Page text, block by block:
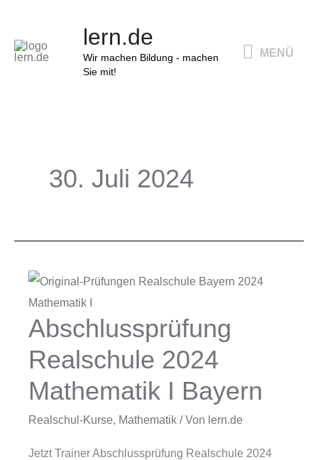
springen
lern.de
Wir machen Bildung - machen
Sie mit!
MENÜ
30. Juli 2024
Abschlussprüfung
Realschule 2024
Mathematik I Bayern
Realschul-Kurse, Mathematik / Von lern.de
Jetzt Trainer Abschlussprüfung Realschule 2024
Abschlussprüfung
2024
Mathematik